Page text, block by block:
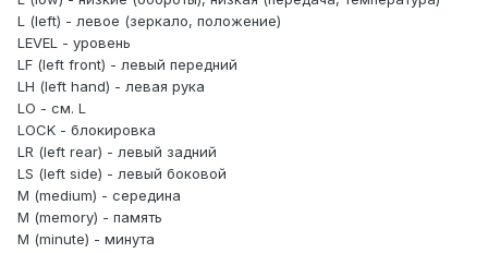
L (left) - левое (зеркало, положение)
LEVEL - уровень
LF (left front) - левый передний
LH (left hand) - левая рука
LO - см. L
LOCK - блокировка
LR (left rear) - левый задний
LS (left side) - левый боковой
М (medium) - середина
М (memory) - память
М (minute) - минута